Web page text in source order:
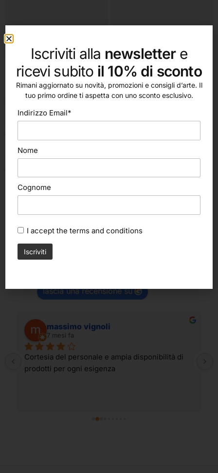
Phase
Colla di pelle di coniglio (Phase)
Novecento
Chalk Paint Novecento Paint
13,80€
Belle Arti Corbara di Corbara Milena
4.6
lascia una recensione su
massimo vignoli
7 mesi fa
Cortesia del personale e ampia disponibilità di
prodotti per ogni esigenza
Iscriviti alla newslettere
ricevi subito il 10% di sconto
Rimani aggiornato su novità, promozioni e consigli d’arte. Il
tuo primo ordine ti aspetta con uno sconto esclusivo.
Indirizzo Email*
Nome
Cognome
I accept the terms and conditions